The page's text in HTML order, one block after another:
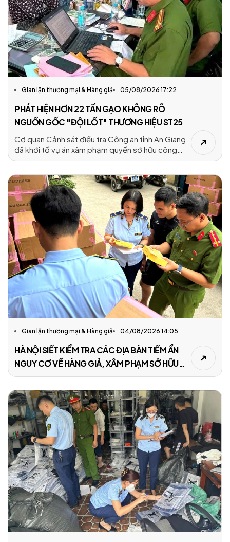
Gian lận thương mại & Hàng giả 05/08/2026 17:22
PHÁT HIỆN HƠN 22 TẤN GẠO KHÔNG RÕ
NGUỒN GỐC "ĐỘI LỐT" THƯƠNG HIỆU ST25
Cơ quan Cảnh sát điều tra Công an tỉnh An Giang
đã khởi tố vụ án xâm phạm quyền sở hữu công
nghiệp sau khi phát hiện hơn 22 tấn gạo không rõ
hiệu gạo ST25 để đưa ra thị trường.
Gian lận thương mại & Hàng giả 04/08/2026 14:05
HÀ NỘI SIẾT KIỂM TRA CÁC ĐỊA BÀN TIỀM ẨN
NGUY CƠ VỀ HÀNG GIẢ, XÂM PHẠM SỞ HỮU
TRÍ TUỆ